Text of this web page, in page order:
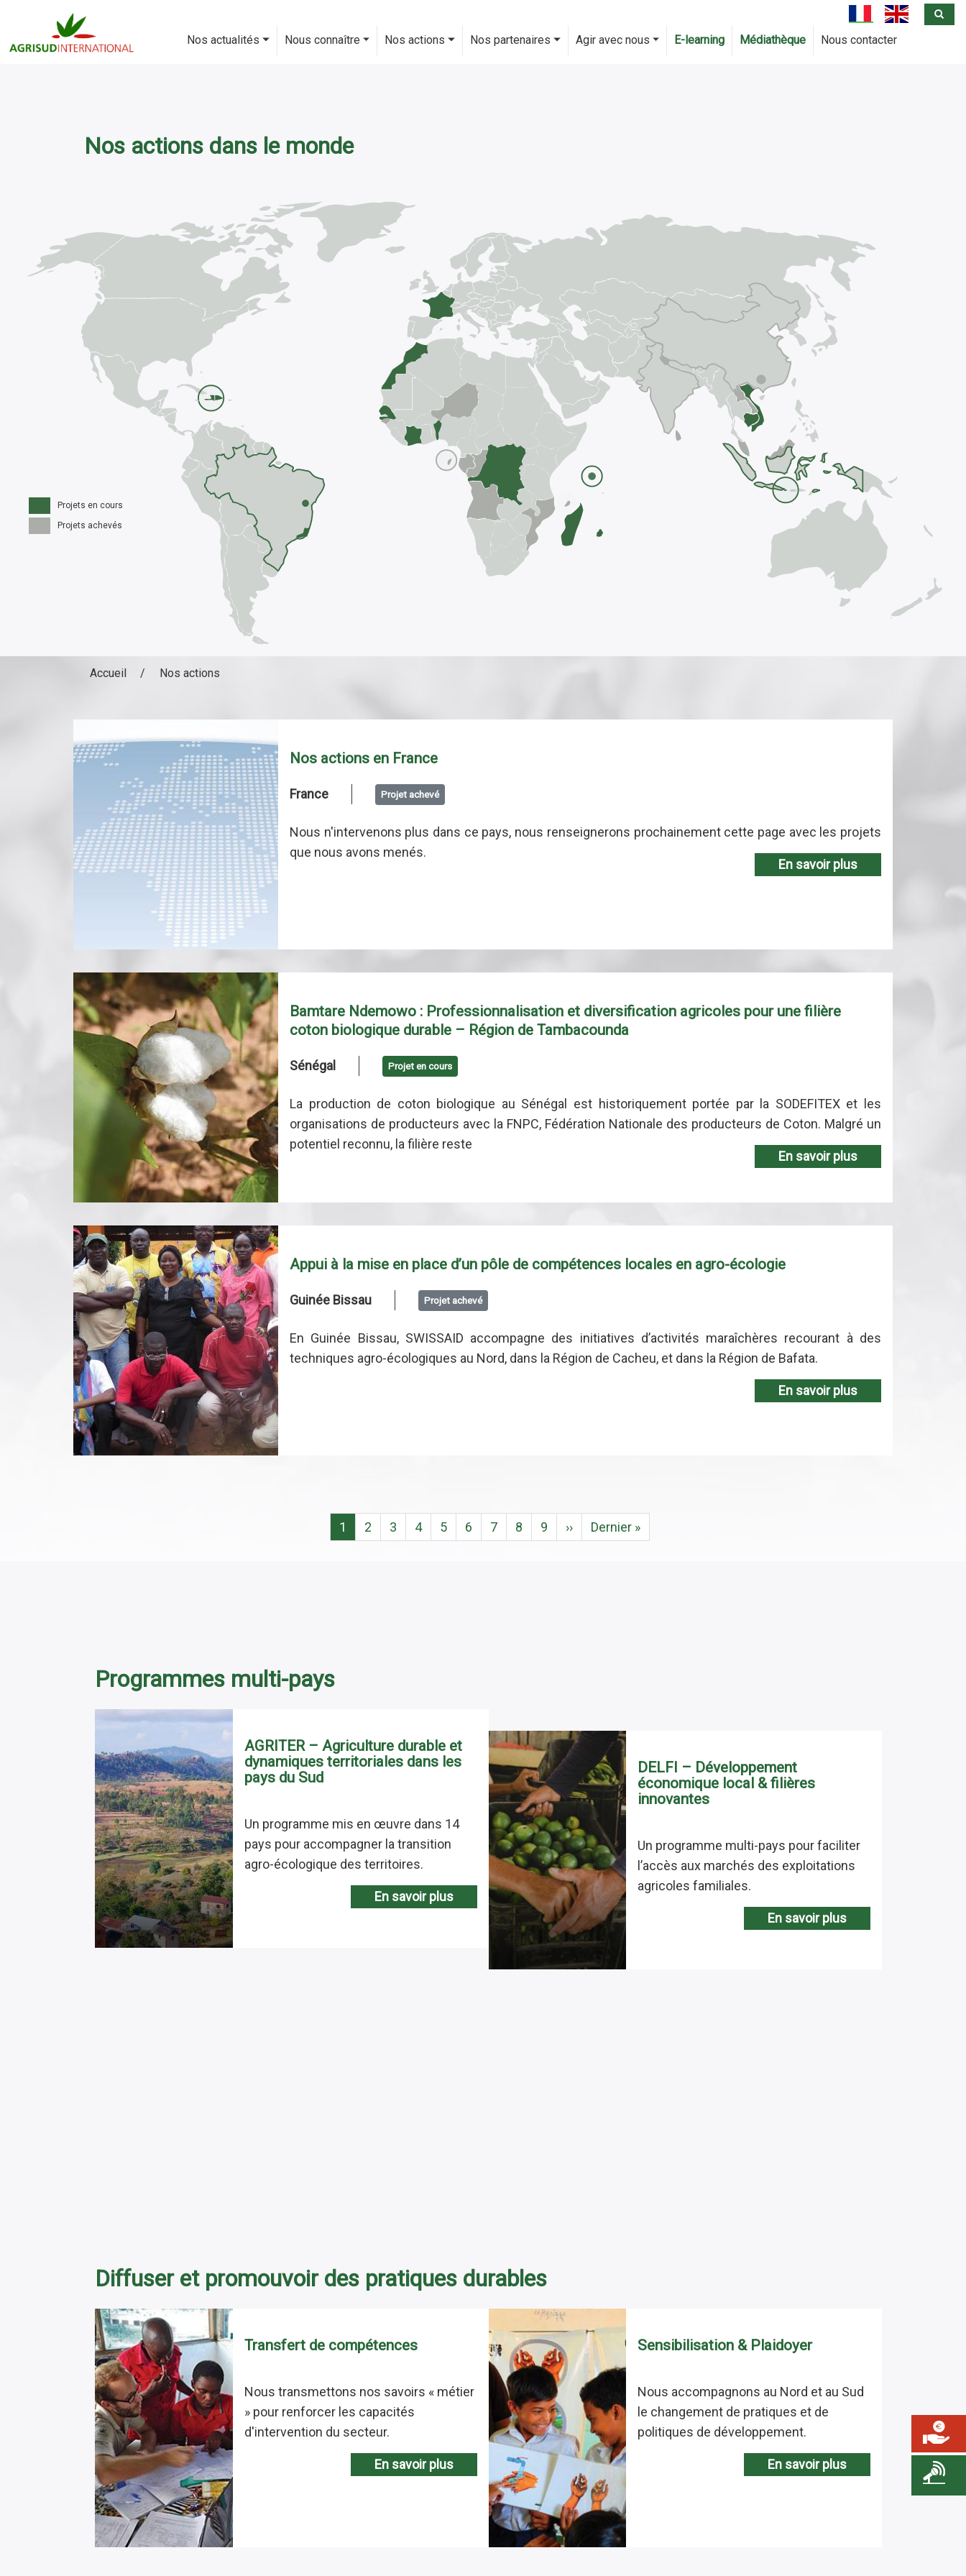
contenu
Nos actualités Nous connaître Nos actions Nos partenaires Agir avec nous E-learning Médiathèque Nous contacter
en
Nos actions
Nos actions dans le monde
Projets en cours
Projets achevés
Accueil Nos actions
Nos actions en France
France Projet achevé
Nous n'intervenons plus dans ce pays, nous renseignerons prochainement cette page avec les projets
que nous avons menés.
En savoir plus
Bamtare Ndemowo : Professionnalisation et diversification agricoles pour une filière
coton biologique durable – Région de Tambacounda
Sénégal Projet en cours
La production de coton biologique au Sénégal est historiquement portée par la SODEFITEX et les
organisations de producteurs avec la FNPC, Fédération Nationale des producteurs de Coton. Malgré un
potentiel reconnu, la filière reste
En savoir plus
Appui à la mise en place d’un pôle de compétences locales en agro-écologie
Guinée Bissau Projet achevé
En Guinée Bissau, SWISSAID accompagne des initiatives d’activités maraîchères recourant à des
techniques agro-écologiques au Nord, dans la Région de Cacheu, et dans la Région de Bafata.
En savoir plus
Page
courante
1 Page
2 Page
3 Page
4 Page
5 Page
6 Page
7 Page
8 Page
9
Page
suivante
››
Dernière
page
Dernier »
Programmes multi-pays
AGRITER – Agriculture durable et
dynamiques territoriales dans les
pays du Sud
Un programme mis en œuvre dans 14
pays pour accompagner la transition
agro-écologique des territoires.
En savoir plus
DELFI – Développement
économique local & filières
innovantes
Un programme multi-pays pour faciliter
l’accès aux marchés des exploitations
agricoles familiales.
En savoir plus
Diffuser et promouvoir des pratiques durables
Transfert de compétences
Nous transmettons nos savoirs « métier
» pour renforcer les capacités
d'intervention du secteur.
En savoir plus
Sensibilisation & Plaidoyer
Nous accompagnons au Nord et au Sud
le changement de pratiques et de
politiques de développement.
En savoir plus